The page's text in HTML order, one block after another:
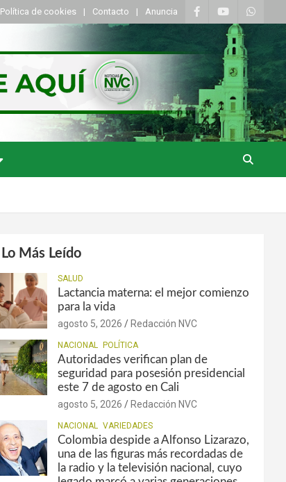
Política de cookies Contacto Anuncia
Lo Más Leído
SALUD
Lactancia materna: el mejor comienzo
para la vida
agosto 5, 2026 Redacción NVC
NACIONAL POLÍTICA
Autoridades verifican plan de
seguridad para posesión presidencial
este 7 de agosto en Cali
agosto 5, 2026 Redacción NVC
NACIONAL VARIEDADES
Colombia despide a Alfonso Lizarazo,
una de las figuras más recordadas de
la radio y la televisión nacional, cuyo